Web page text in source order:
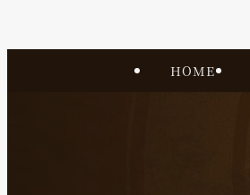
HOME